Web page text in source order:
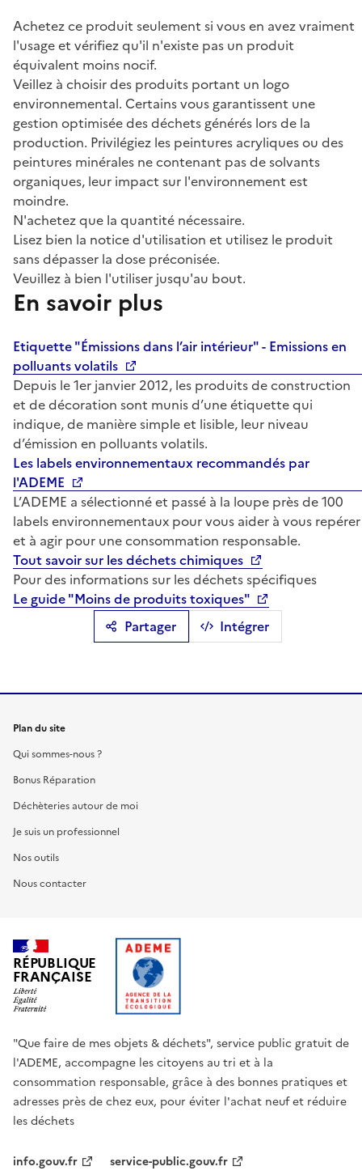
Partager Intégrer
Achetez ce produit seulement si vous en avez vraiment
l'usage et vérifiez qu'il n'existe pas un produit
équivalent moins nocif.
Veillez à choisir des produits portant un logo
environnemental. Certains vous garantissent une
gestion optimisée des déchets générés lors de la
production. Privilégiez les peintures acryliques ou des
peintures minérales ne contenant pas de solvants
organiques, leur impact sur l'environnement est
moindre.
N'achetez que la quantité nécessaire.
Lisez bien la notice d'utilisation et utilisez le produit
sans dépasser la dose préconisée.
Veuillez à bien l'utiliser jusqu'au bout.
En savoir plus
Etiquette "Émissions dans l’air intérieur" - Emissions en
polluants volatils
Depuis le 1er janvier 2012, les produits de construction
et de décoration sont munis d’une étiquette qui
indique, de manière simple et lisible, leur niveau
d’émission en polluants volatils.
Les labels environnementaux recommandés par
l'ADEME
L’ADEME a sélectionné et passé à la loupe près de 100
labels environnementaux pour vous aider à vous repérer
et à agir pour une consommation responsable.
Tout savoir sur les déchets chimiques
Pour des informations sur les déchets spécifiques
Le guide "Moins de produits toxiques"
Plan du site
Qui sommes-nous ?
Bonus Réparation
Déchèteries autour de moi
Je suis un professionnel
Nos outils
Nous contacter
RÉPUBLIQUE
FRANÇAISE
"Que faire de mes objets & déchets", service public gratuit de
l'ADEME, accompagne les citoyens au tri et à la
consommation responsable, grâce à des bonnes pratiques et
adresses près de chez eux, pour éviter l'achat neuf et réduire
les déchets
info.gouv.fr service-public.gouv.fr